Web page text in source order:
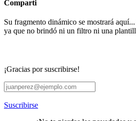
Comparti
Su fragmento dinámico se mostrará
ya que no brindó ni un filtro ni una
¡Gracias por suscribirse!
Suscribirse